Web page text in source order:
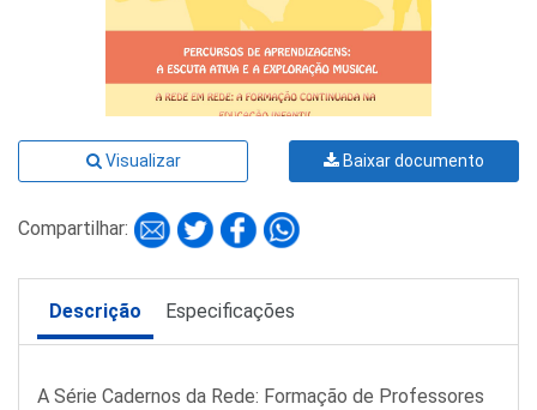
Visualizar Baixar documento
Compartilhar:
Descrição Especificações
A Série Cadernos da Rede: Formação de Professores